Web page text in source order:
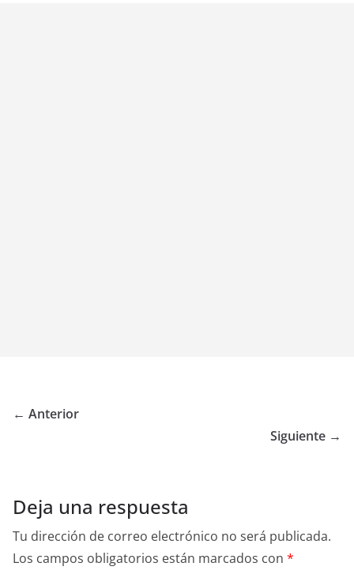
← Anterior
Siguiente →
Deja una respuesta
Tu dirección de correo electrónico no será publicada.
Los campos obligatorios están marcados con *